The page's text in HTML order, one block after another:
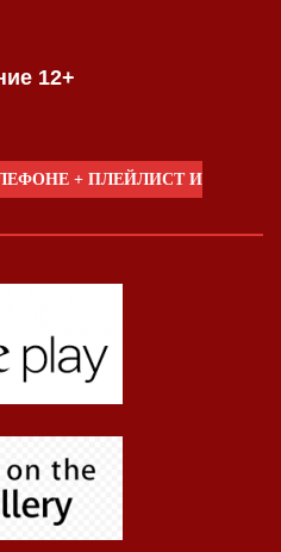
12+
+ ПЛЕЙЛИСТ И